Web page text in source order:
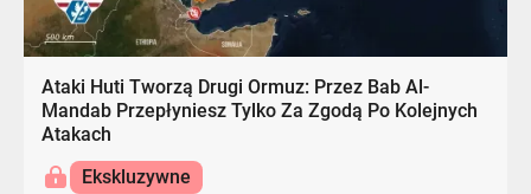
Ataki Huti Tworzą Drugi Ormuz: Przez Bab Al-
Mandab Przepłyniesz Tylko Za Zgodą Po Kolejnych
Atakach
Ekskluzywne